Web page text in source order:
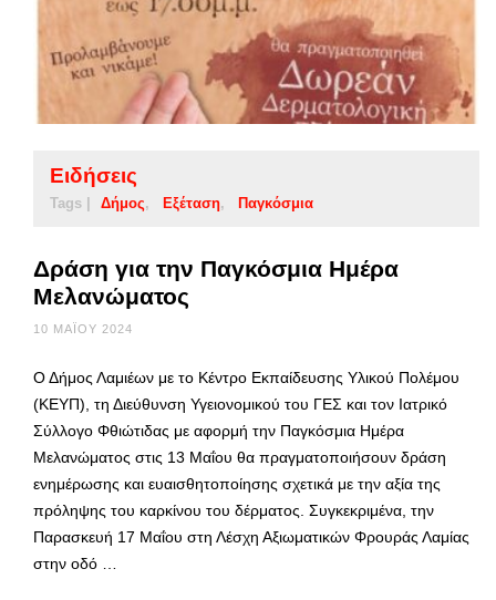
Ειδήσεις
Tags | Δήμος Εξέταση Παγκόσμια
Δράση για την Παγκόσμια Ημέρα
Μελανώματος
10 ΜΑΪ́ΟΥ 2024
Ο Δήμος Λαμιέων με το Κέντρο Εκπαίδευσης Υλικού Πολέμου
(ΚΕΥΠ), τη Διεύθυνση Υγειονομικού του ΓΕΣ και τον Ιατρικό
Σύλλογο Φθιώτιδας με αφορμή την Παγκόσμια Ημέρα
Μελανώματος στις 13 Μαΐου θα πραγματοποιήσουν δράση
ενημέρωσης και ευαισθητοποίησης σχετικά με την αξία της
πρόληψης του καρκίνου του δέρματος. Συγκεκριμένα, την
Παρασκευή 17 Μαΐου στη Λέσχη Αξιωματικών Φρουράς Λαμίας
στην οδό …